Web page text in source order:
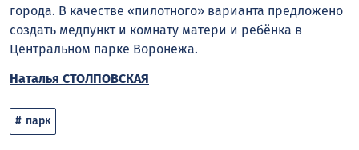
города. В качестве «пилотного» варианта предложено
создать медпункт и комнату матери и ребёнка в
Центральном парке Воронежа.
Наталья СТОЛПОВСКАЯ
парк